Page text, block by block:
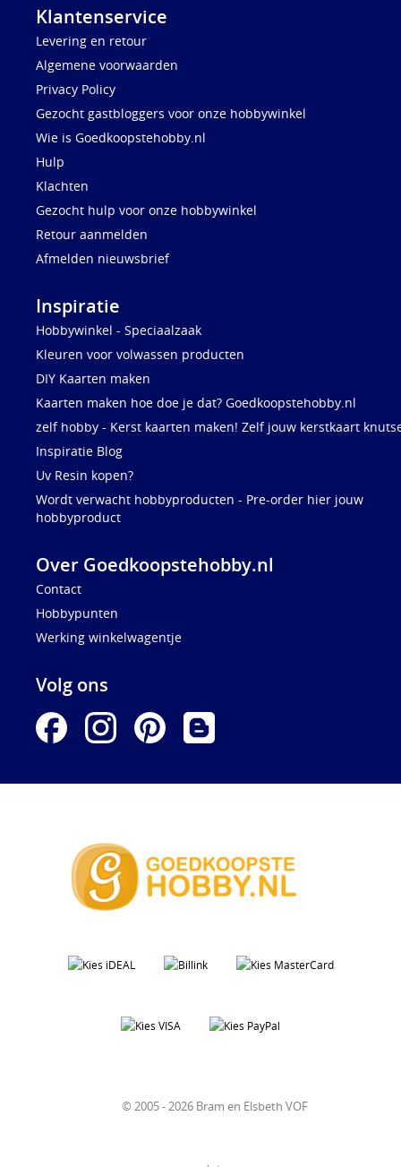
Klantenservice
Levering en retour
Algemene voorwaarden
Privacy Policy
Gezocht gastbloggers voor onze hobbywinkel
Wie is Goedkoopstehobby.nl
Hulp
Klachten
Gezocht hulp voor onze hobbywinkel
Retour aanmelden
Afmelden nieuwsbrief
Inspiratie
Hobbywinkel - Speciaalzaak
Kleuren voor volwassen producten
DIY Kaarten maken
Kaarten maken hoe doe je dat? Goedkoopstehobby.nl
zelf hobby - Kerst kaarten maken! Zelf jouw kerstkaart
Inspiratie Blog
Uv Resin kopen?
Wordt verwacht hobbyproducten - Pre-order hier jouw
hobbyproduct
Over Goedkoopstehobby.nl
Contact
Hobbypunten
Werking winkelwagentje
Volg ons
© 2005 - 2026 Bram en Elsbeth VOF